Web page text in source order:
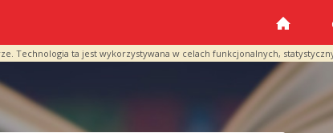
Technologia ta jest wykorzystywana w celach funkcjonalnych,